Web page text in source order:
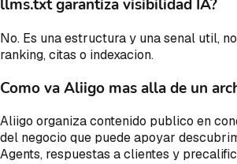
llms.txt garantiza visibilidad IA?
No. Es una estructura y una senal util,
ranking, citas o indexacion.
Como va Aliigo mas alla de un
Aliigo organiza contenido publico en
del negocio que puede apoyar
Agents, respuestas a clientes y